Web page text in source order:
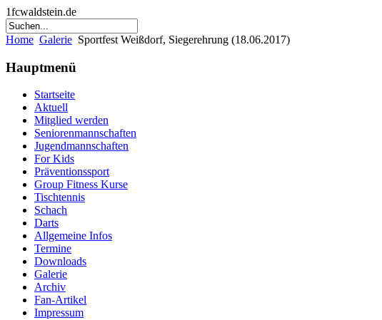
1fcwaldstein.de
Home Galerie Sportfest Weißdorf, Siegerehrung (18.06.2017)
Hauptmenü
Startseite
Aktuell
Mitglied werden
Seniorenmannschaften
Jugendmannschaften
For Kids
Präventionssport
Group Fitness Kurse
Tischtennis
Schach
Darts
Allgemeine Infos
Termine
Downloads
Galerie
Archiv
Fan-Artikel
Impressum